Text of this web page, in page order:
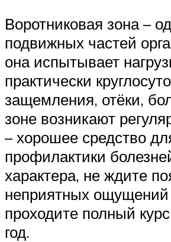
Воротниковая зона –
подвижных частей
она испытывает
практически
защемления, отёки,
зоне возникают
– хорошее средство
профилактики
характера, не ждите
неприятных ощущений
проходите полный
год.